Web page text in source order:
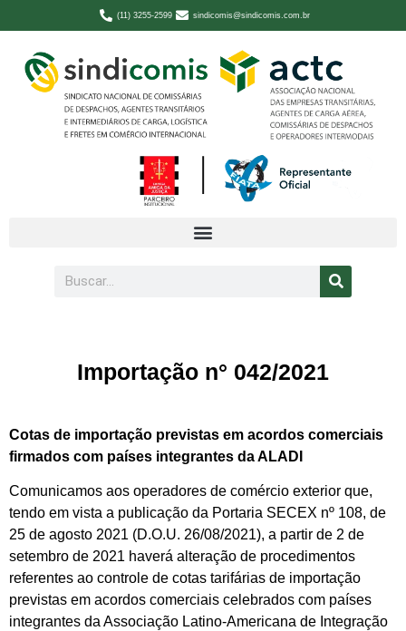
(11) 3255-2599 sindicomis@sindicomis.com.br
Importação n° 042/2021
Cotas de importação previstas em acordos comerciais
firmados com países integrantes da ALADI
Comunicamos aos operadores de comércio exterior que,
tendo em vista a publicação da Portaria SECEX nº 108, de
25 de agosto 2021 (D.O.U. 26/08/2021), a partir de 2 de
setembro de 2021 haverá alteração de procedimentos
referentes ao controle de cotas tarifárias de importação
previstas em acordos comerciais celebrados com países
integrantes da Associação Latino-Americana de Integração